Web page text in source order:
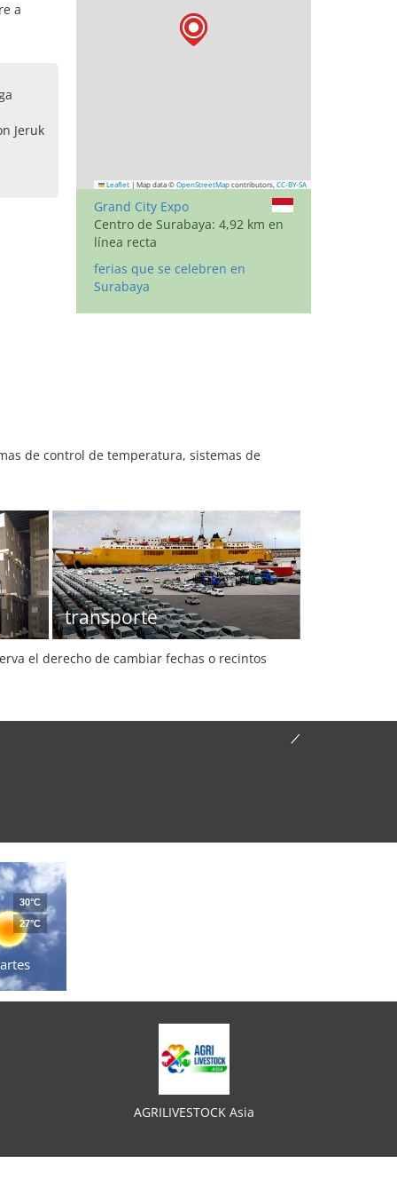
a
Jeruk
Leaflet | Map data © OpenStreetMap contributors, CC-BY-SA
Grand City Expo
Centro de Surabaya: 4,92 km en
línea recta
ferias que se celebren en
Surabaya
de control de temperatura, sistemas de
transporte
el derecho de cambiar fechas o recintos
30°C
27°C
AGRILIVESTOCK Asia